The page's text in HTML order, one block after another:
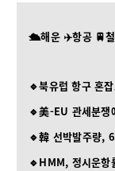
🛳️해운 ✈️항공 🚆
🔹북유럽 항구 혼
🔹美-EU 관세분쟁
🔹韓 선박발주량,
🔹HMM, 정시운항